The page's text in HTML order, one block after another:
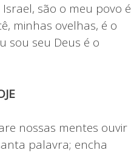
são o meu povo é
minhas ovelhas, é o
sou seu Deus é o
nossas mentes ouvir
palavra; encha